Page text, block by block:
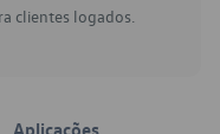
clientes logados.
Aplicações